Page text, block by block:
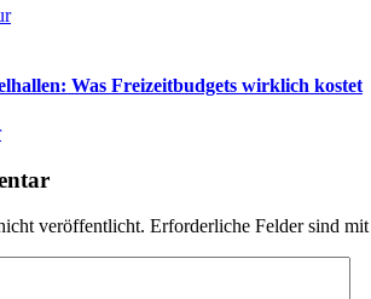
Was Freizeitbudgets wirklich kostet
veröffentlicht. Erforderliche Felder sind mit